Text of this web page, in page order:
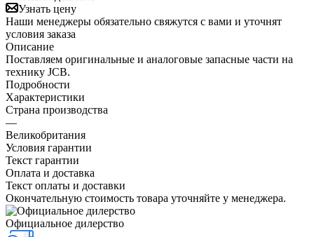
Узнать цену
Наши менеджеры обязательно свяжутся с вами и уточнят
условия заказа
Описание
Поставляем оригинальные и аналоговые запасные части на
технику JCB.
Подробности
Характеристики
Страна производства
—
Великобритания
Условия гарантии
Текст гарантии
Оплата и доставка
Текст оплаты и доставки
Окончательную стоимость товара уточняйте у менеджера.
Официальное дилерство